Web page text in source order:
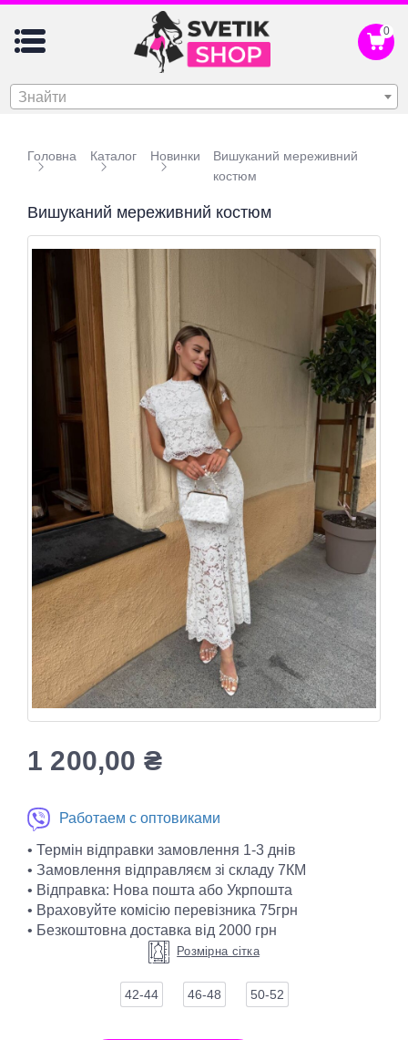
0
Знайти
Головна Каталог Новинки
Вишуканий мереживний
костюм
Вишуканий мереживний костюм
1 200,00 ₴
Работаем с оптовиками
• Термін відправки замовлення 1-3 днів
• Замовлення відправляєм зі складу 7КМ
• Відправка: Нова пошта або Укрпошта
• Враховуйте комісію перевізника 75грн
• Безкоштовна доставка від 2000 грн
Розмірна сітка
42-44 46-48 50-52